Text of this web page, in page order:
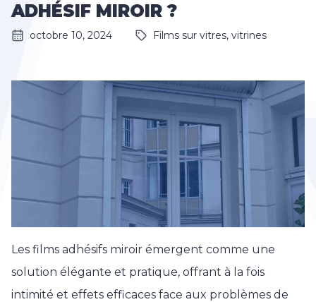
ADHÉSIF MIROIR ?
octobre 10, 2024 Films sur vitres, vitrines
Les films adhésifs miroir émergent comme une
solution élégante et pratique, offrant à la fois
intimité et effets efficaces face aux problèmes de